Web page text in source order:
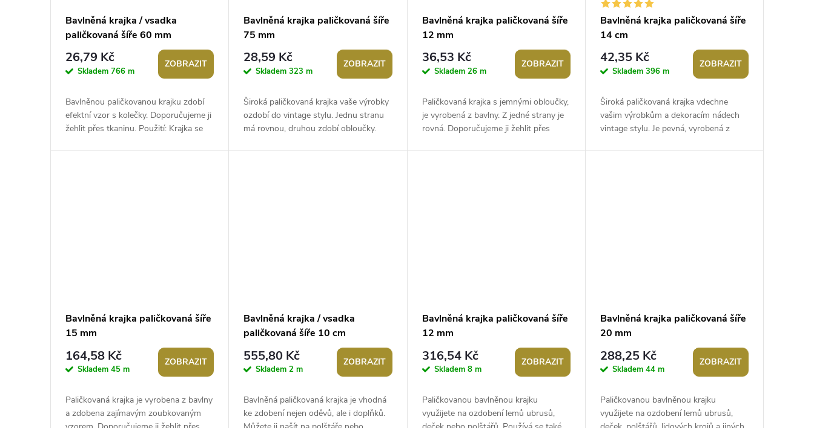
ů
Bavlněná krajka / vsadka
paličkovaná šíře 60 mm
26,79 Kč
Skladem 766 m
ZOBRAZIT
Bavlněnou paličkovanou krajku zdobí
efektní vzor s kolečky. Doporučujeme ji
žehlit přes tkaninu. Použití: Krajka se
Bavlněná krajka paličkovaná šíře
75 mm
28,59 Kč
Skladem323 m
ZOBRAZIT
Široká paličkovaná krajka vaše výrobky
ozdobí do vintage stylu. Jednu stranu
má rovnou, druhou zdobí obloučky.
Bavlněná krajka paličkovaná šíře
12 mm
36,53 Kč
Skladem 26 m
ZOBRAZIT
Paličkovaná krajka s jemnými obloučky,
je vyrobená z bavlny. Z jedné strany je
rovná. Doporučujeme ji žehlit přes
Bavlněná krajka paličkovaná šíře
14 cm
42,35 Kč
Skladem 396 m
ZOBRAZIT
Široká paličkovaná krajka vdechne
vašim výrobkům a dekoracím nádech
vintage stylu. Je pevná, vyrobená z
Bavlněná krajka paličkovaná šíře
15 mm
164,58 Kč
Skladem 45 m
ZOBRAZIT
Paličkovaná krajka je vyrobena z bavlny
a zdobena zajímavým zoubkovaným
Bavlněná krajka / vsadka
paličkovaná šíře 10 cm
555,80 Kč
Skladem2 m
ZOBRAZIT
Bavlněná paličkovaná krajka je vhodná
ke zdobení nejen oděvů, ale i doplňků.
Bavlněná krajka paličkovaná šíře
12 mm
316,54 Kč
Skladem 8 m
ZOBRAZIT
Paličkovanou bavlněnou krajku
využijete na ozdobení lemů ubrusů,
Bavlněná krajka paličkovaná šíře
20 mm
288,25 Kč
Skladem 44 m
ZOBRAZIT
Paličkovanou bavlněnou krajku
využijete na ozdobení lemů ubrusů,